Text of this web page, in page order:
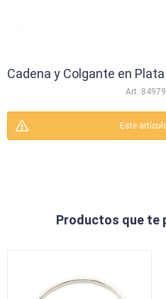
Cadena y Colgante en
Este
Productos que te